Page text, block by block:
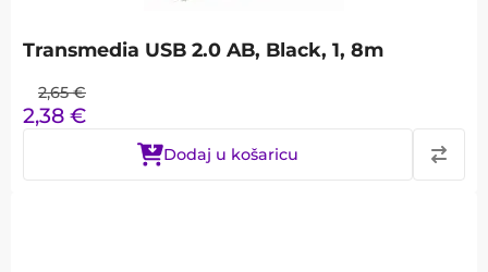
Transmedia USB 2.0 AB, Black, 1, 8m
2,65 €
2,38 €
Dodaj u košaricu